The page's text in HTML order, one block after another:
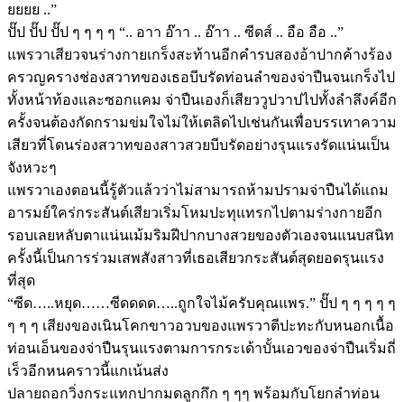
ยยยย ..”
ปั๊ป ปั๊ป ปั๊ป ๆ ๆ ๆ ๆ “.. อาา อ๊าา .. อ๊าา .. ซีดส์ .. อือ อือ ..”
แพรวาเสียวจนร่างกายเกร็งสะท้านอีกคำรบสองอ้าปากค้างร้อง
ครวญครางช่องสวาทของเธอบีบรัดท่อนลำของจ่าปืนจนเกร็งไป
ทั้งหน้าท้องและซอกแคม จ่าปืนเองก็เสียววูปวาปไปทั้งลำลึงค์อีก
ครั้งจนต้องกัดกรามข่มใจไม่ให้เตลิดไปเช่นกันเพื่อบรรเทาความ
เสียวที่โดนร่องสวาทของสาวสวยบีบรัดอย่างรุนแรงรัดแน่นเป็น
จังหวะๆ
แพรวาเองตอนนี้รู้ตัวแล้วว่าไม่สามารถห้ามปรามจ่าปืนได้แถม
อารมย์ใคร่กระสันต์เสียวเริ่มโหมปะทุแทรกไปตามร่างกายอีก
รอบเลยหลับตาแน่นเม้มริมฝีปากบางสวยของตัวเองจนแนบสนิท
ครั้งนี้เป็นการร่วมเสพสังสาวที่เธอเสียวกระสันต์สุดยอดรุนแรง
ที่สุด
“ซีด…..หยุด……ซีดดดด…..ถูกใจไม้ครับคุณแพร.” ปั๊ป ๆ ๆ ๆ ๆ ๆ
ๆ ๆ ๆ เสียงของเนินโคกขาวอวบของแพรวาตีปะทะกับหนอกเนื้อ
ท่อนเอ็นของจ่าปืนรุนแรงตามการกระเด้าบั้นเอวของจ่าปืนเริ่มถี่
เร็วอีกหนคราวนี้แกเน้นส่ง
ปลายถอกวิ่งกระแทกปากมดลูกกึก ๆ ๆๆ พร้อมกับโยกลำท่อน